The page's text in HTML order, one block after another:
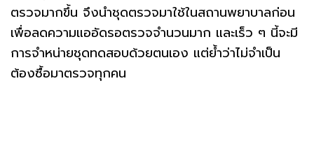
ตรวจมากขึ้น จึงนำชุดตรวจมาใช้ในสถานพยาบาลก่อน
เพื่อลดความแออัดรอตรวจจำนวนมาก และเร็ว ๆ นี้จะมี
การจำหน่ายชุดทดสอบด้วยตนเอง แต่ย้ำว่าไม่จำเป็น
ต้องซื้อมาตรวจทุกคน